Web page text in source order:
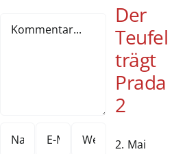
Der
Teufel
trägt
Prada
2
2. Mai